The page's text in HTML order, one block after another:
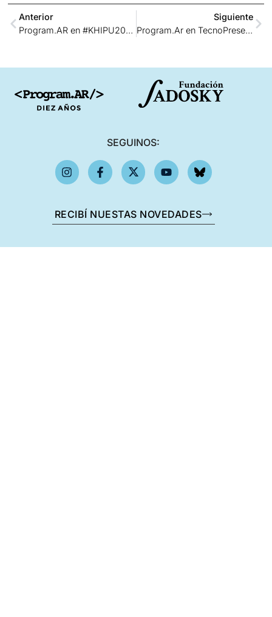
Anterior
Program.AR en #KHIPU2025
Siguiente
Program.Ar en TecnoPresente
SEGUINOS:
RECIBÍ NUESTAS NOVEDADES